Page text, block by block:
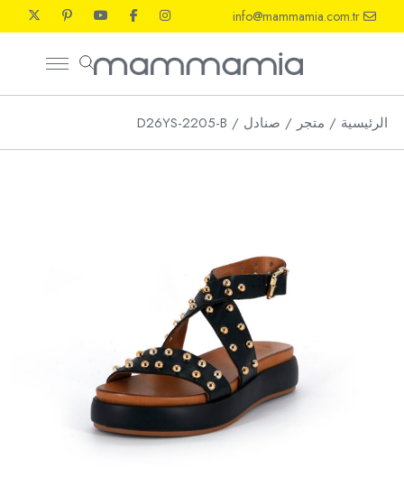
the
info@mammamia.com.tr
الرئيسية متجر صنادل D26YS-2205-B